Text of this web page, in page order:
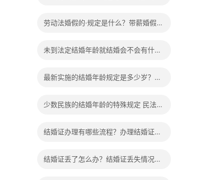
劳动法婚假的·规定是什么？带薪婚假工
未到法定结婚年龄就结婚会不会有什么
最新实施的结婚年龄规定是多少岁？法
少数民族的结婚年龄的特殊规定 民法典
结婚证办理有哪些流程？办理结婚证有
结婚证丢了怎么办？结婚证丢失情况有